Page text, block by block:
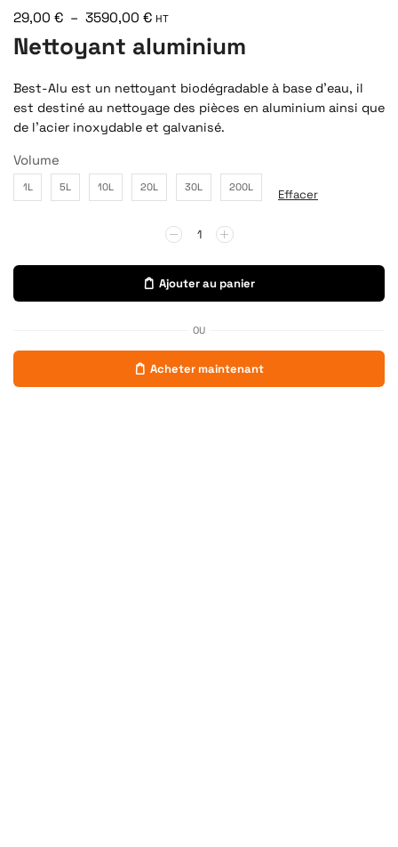
29,00 € – 3590,00 € HT
Nettoyant aluminium
Best-Alu est un nettoyant biodégradable à base d’eau, il
est destiné au nettoyage des pièces en aluminium ainsi que
de l’acier inoxydable et galvanisé.
Volume
1L 5L 10L 20L 30L 200L
Effacer
Ajouter au panier
OU
Acheter maintenant